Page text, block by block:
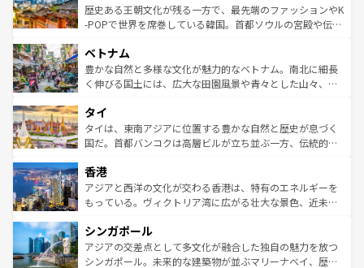
はコンテンツ一覧を参照してほしい。
ビング、ハイキングなど、アウトドア好きにはたまらな
い。オーストラリアの多彩な魅力を存分に味わいつくそ
参照してほしい。
と山間の静けさが共存しており、訪れる人に新しい発見と
驚きをもたらしてくれる。また、奥深い台湾の食文化も魅
容にもいいと評判のスイーツなど、バラエティ豊かな料理
が味わえる。 なお、新着の台湾情報は コンテンツ一覧を参
照してほしい。
歴史ある王朝文化が残る一方で、最先端のファッションやK
-POPで世界を席巻している韓国。首都ソウルの宮殿や伝統
き、地方に足を延ばせば四季折々の自然美を楽しむことが
できる。そして、キムチや焼肉、絶品のストリートフード
まで、さまざまな韓国料理が待っている。夜には、韓国な
リティに包まれながら、韓国の多彩な魅力を心ゆくまで味
わってみてほしい。 なお、新着の韓国情報はコンテンツ一
覧を参照してほしい。
ベトナム
豊かな自然と多様な文化が魅力的なベトナム。南北に細長
く伸びる国土には、広大な田園風景や青々とした山々、世
急速な発展と共に伝統が息づく。ハノイの古い町並みやホ
ーチミン市のフランス統治時代の建物も、独特の雰囲気を
醸し出している。また、バラエティの豊かさとおいしさで
とつ。フォーやバインミー、ベトナムコーヒーなどは、ぜ
ひ現地で味わいたい。どの地域を訪れてもあたたかい人々
が旅行者を迎えてくれるので、きっと忘れられない旅にな
参照してほしい。
タイ
タイは、東南アジアに位置する豊かな自然と歴史が息づく
国だ。首都バンコクは高層ビルが立ち並ぶ一方、伝統的な
の活気が交差している。北部ではチェンマイなどの山岳地
帯で自然と触れ合い、南部ではプーケットやクラビの美し
いビーチでリゾート気分を楽しむことができる。タイ料理
激する。気候は一年中温暖で、どの季節にも異なる楽しみ
が待っている。親しみやすいタイの人々、仏教を中心とし
た文化、そして多様な観光資源が、訪れる旅人を魅了し続
香港
アジアと西洋の文化が交わる香港は、特有のエネルギーを
もっている。ヴィクトリア湾に広がる壮大な景色、近未来
み、どこを訪れても感動するはず。観光スポットが密集し
ており、効率よく見どころを回れるのも魅力。息をのむよ
うな絶景から文化的な体験まで、香港を存分に楽しみ尽く
シンガポール
アジアの交差点として多文化が融合した独自の魅力を放つ
シンガポール。未来的な建築物が並ぶマリーナベイ、歴史